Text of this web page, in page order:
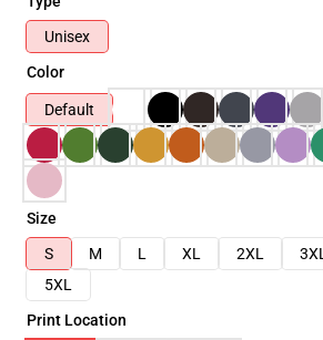
Unisex
Color
Default
Size
S
M L XL 2XL 3XL
5XL
Print Location